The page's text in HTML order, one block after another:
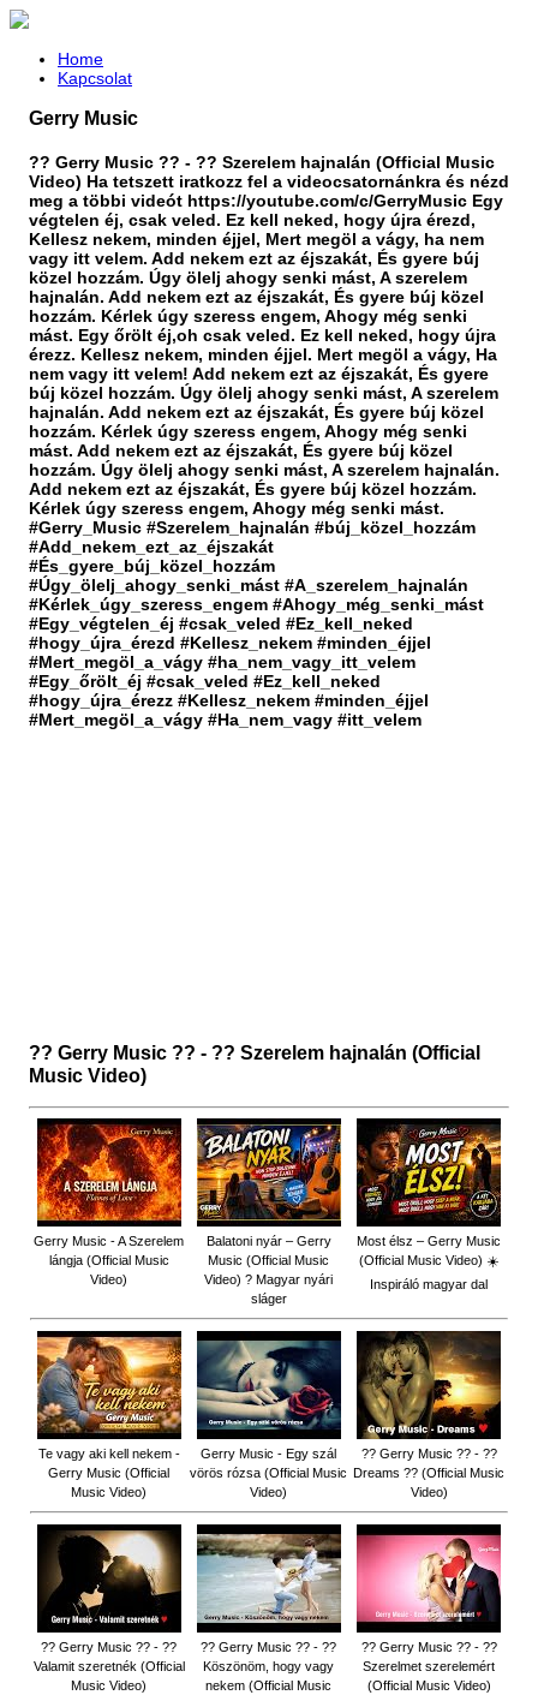
Home
Kapcsolat
Gerry Music
?? Gerry Music ?? - ?? Szerelem hajnalán (Official Music
Video) Ha tetszett iratkozz fel a videocsatornánkra és nézd
meg a többi videót https://youtube.com/c/GerryMusic Egy
végtelen éj, csak veled. Ez kell neked, hogy újra érezd,
Kellesz nekem, minden éjjel, Mert megöl a vágy, ha nem
vagy itt velem. Add nekem ezt az éjszakát, És gyere búj
közel hozzám. Úgy ölelj ahogy senki mást, A szerelem
hajnalán. Add nekem ezt az éjszakát, És gyere búj közel
hozzám. Kérlek úgy szeress engem, Ahogy még senki
mást. Egy őrölt éj,oh csak veled. Ez kell neked, hogy újra
érezz. Kellesz nekem, minden éjjel. Mert megöl a vágy, Ha
nem vagy itt velem! Add nekem ezt az éjszakát, És gyere
búj közel hozzám. Úgy ölelj ahogy senki mást, A szerelem
hajnalán. Add nekem ezt az éjszakát, És gyere búj közel
hozzám. Kérlek úgy szeress engem, Ahogy még senki
mást. Add nekem ezt az éjszakát, És gyere búj közel
hozzám. Úgy ölelj ahogy senki mást, A szerelem hajnalán.
Add nekem ezt az éjszakát, És gyere búj közel hozzám.
Kérlek úgy szeress engem, Ahogy még senki mást.
#Gerry_Music #Szerelem_hajnalán #búj_közel_hozzám
#Add_nekem_ezt_az_éjszakát
#És_gyere_búj_közel_hozzám
#Úgy_ölelj_ahogy_senki_mást #A_szerelem_hajnalán
#Kérlek_úgy_szeress_engem #Ahogy_még_senki_mást
#Egy_végtelen_éj #csak_veled #Ez_kell_neked
#hogy_újra_érezd #Kellesz_nekem #minden_éjjel
#Mert_megöl_a_vágy #ha_nem_vagy_itt_velem
#Egy_őrölt_éj #csak_veled #Ez_kell_neked
#hogy_újra_érezz #Kellesz_nekem #minden_éjjel
#Mert_megöl_a_vágy #Ha_nem_vagy #itt_velem
?? Gerry Music ?? - ?? Szerelem hajnalán (Official
Music Video)
Gerry Music - A Szerelem
lángja (Official Music
Video)
Balatoni nyár – Gerry
Music (Official Music
Video) ? Magyar nyári
sláger
Most élsz – Gerry Music
(Official Music Video) ☀️
Inspiráló magyar dal
Te vagy aki kell nekem -
Gerry Music (Official
Music Video)
Gerry Music - Egy szál
vörös rózsa (Official Music
Video)
?? Gerry Music ?? - ??
Dreams ?? (Official Music
Video)
?? Gerry Music ?? - ??
Valamit szeretnék (Official
Music Video)
?? Gerry Music ?? - ??
Köszönöm, hogy vagy
nekem (Official Music
?? Gerry Music ?? - ??
Szerelmet szerelemért
(Official Music Video)